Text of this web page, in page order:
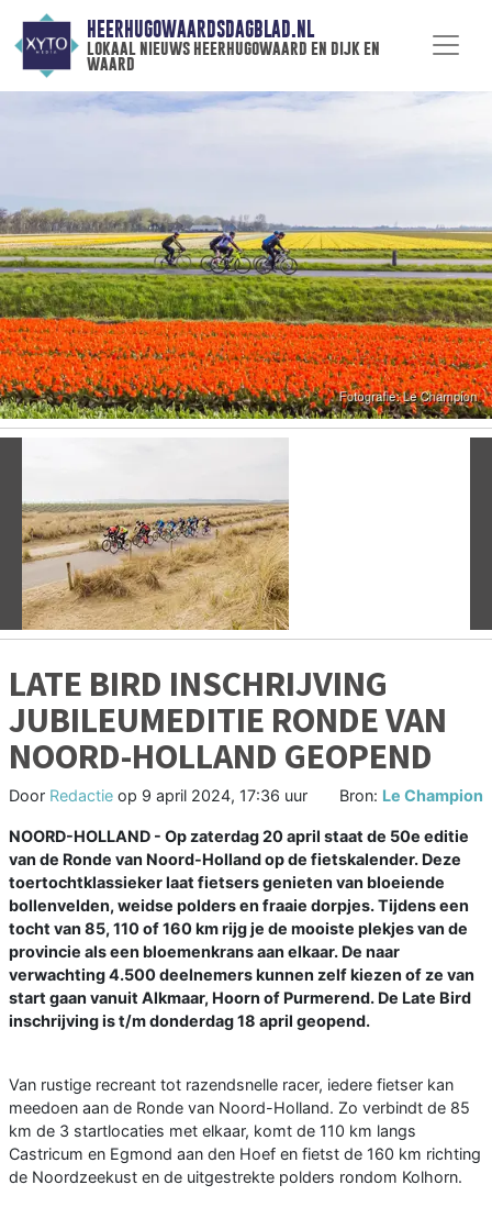
HEERHUGOWAARDSDAGBLAD.NL
lokaal nieuws heerhugowaard en dijk en
waard
Vorige
LATE BIRD INSCHRIJVING
JUBILEUMEDITIE RONDE VAN
NOORD-HOLLAND GEOPEND
Door Redactie op 9 april 2024, 17:36 uur Bron: Le Champion
NOORD-HOLLAND - Op zaterdag 20 april staat de 50e editie
van de Ronde van Noord-Holland op de fietskalender. Deze
toertochtklassieker laat fietsers genieten van bloeiende
bollenvelden, weidse polders en fraaie dorpjes. Tijdens een
tocht van 85, 110 of 160 km rijg je de mooiste plekjes van de
provincie als een bloemenkrans aan elkaar. De naar
verwachting 4.500 deelnemers kunnen zelf kiezen of ze van
start gaan vanuit Alkmaar, Hoorn of Purmerend. De Late Bird
inschrijving is t/m donderdag 18 april geopend.
Van rustige recreant tot razendsnelle racer, iedere fietser kan
meedoen aan de Ronde van Noord-Holland. Zo verbindt de 85
km de 3 startlocaties met elkaar, komt de 110 km langs
Castricum en Egmond aan den Hoef en fietst de 160 km richting
de Noordzeekust en de uitgestrekte polders rondom Kolhorn.